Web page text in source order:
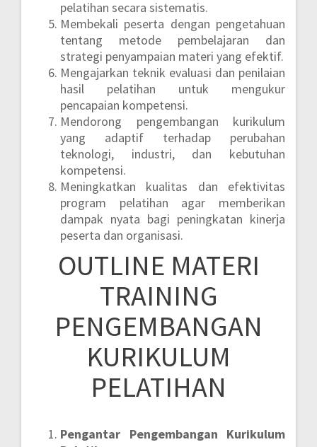
pelatihan secara sistematis.
Membekali peserta dengan pengetahuan
tentang metode pembelajaran dan
strategi penyampaian materi yang efektif.
Mengajarkan teknik evaluasi dan penilaian
hasil pelatihan untuk mengukur
pencapaian kompetensi.
Mendorong pengembangan kurikulum
yang adaptif terhadap perubahan
teknologi, industri, dan kebutuhan
kompetensi.
Meningkatkan kualitas dan efektivitas
program pelatihan agar memberikan
dampak nyata bagi peningkatan kinerja
peserta dan organisasi.
OUTLINE MATERI
TRAINING
PENGEMBANGAN
KURIKULUM
PELATIHAN
Pengantar Pengembangan Kurikulum